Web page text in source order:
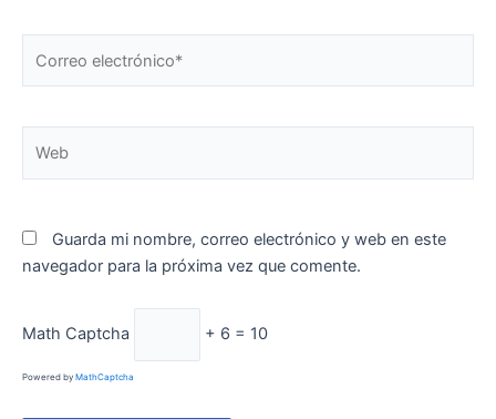
electrónico*
Guarda mi nombre, correo electrónico y web en este
navegador para la próxima vez que comente.
Math Captcha + 6 = 10
Powered by MathCaptcha